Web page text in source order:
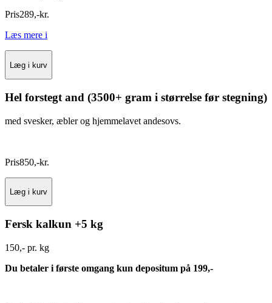
Pris289,-kr.
Læs mere i
Læg i kurv
Hel forstegt and (3500+ gram i størrelse før stegning)
med svesker, æbler og hjemmelavet andesovs.
Pris850,-kr.
Læg i kurv
Fersk kalkun +5 kg
150,- pr. kg
Du betaler i første omgang kun depositum på 199,-